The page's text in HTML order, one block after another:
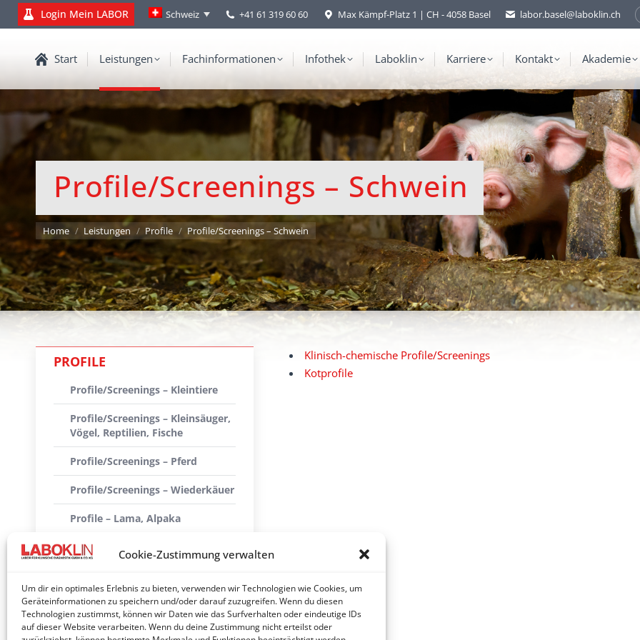
Cookie-Zustimmung verwalten
Um dir ein optimales Erlebnis zu bieten, verwenden wir Technologien wie Cookies, um
Geräteinformationen zu speichern und/oder darauf zuzugreifen. Wenn du diesen
Technologien zustimmst, können wir Daten wie das Surfverhalten oder eindeutige IDs
auf dieser Website verarbeiten. Wenn du deine Zustimmung nicht erteilst oder
Login Mein LABOR Schweiz +41 61 319 60 60 Max Kämpf-Platz 1 | CH - 4058 Basel labor.basel@laboklin.ch
Start Leistungen Fachinformationen Infothek Laboklin Karriere Kontakt Akademie
Profile/Screenings – Schwein
You are here:
Home Leistungen Profile Profile/Screenings – Schwein
Klinisch-chemische Profile/Screenings
Kotprofile
PROFILE
Profile/Screenings – Kleintiere
Profile/Screenings – Kleinsäuger,
Vögel, Reptilien, Fische
Profile/Screenings – Pferd
Profile/Screenings – Wiederkäuer
Profile – Lama, Alpaka
Profile/Screenings – Schwein
Profile/Screenings
Kotprofile